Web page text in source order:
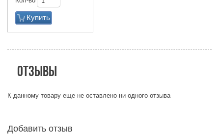
Купить
Отзывы
К данному товару еще не оставлено ни одного отзыва
Добавить отзыв